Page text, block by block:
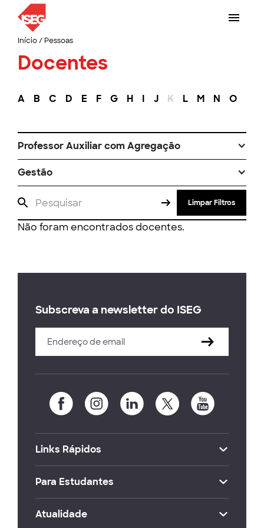
Início/ Pessoas
Docentes
A B C D E F G H I J K L M N O
Professor Auxiliar com Agregação
Gestão
Limpar Filtros
Não foram encontrados docentes.
Subscreva a newsletter do ISEG
Links Rápidos
Para Estudantes
Atualidade